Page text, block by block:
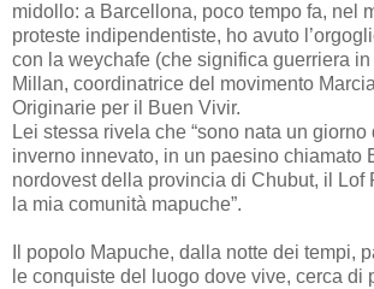
midollo: a Barcellona, poco tempo fa, nel
proteste indipendentiste, ho avuto
con la weychafe (che significa guerriera
Millan, coordinatrice del movimento
Originarie per il Buen Vivir.
Lei stessa rivela che “sono nata un giorno
inverno innevato, in un paesino chiamato
nordovest della provincia di Chubut, il Lof
la mia comunità mapuche”.
Il popolo Mapuche, dalla notte dei tempi,
le conquiste del luogo dove vive, cerca di